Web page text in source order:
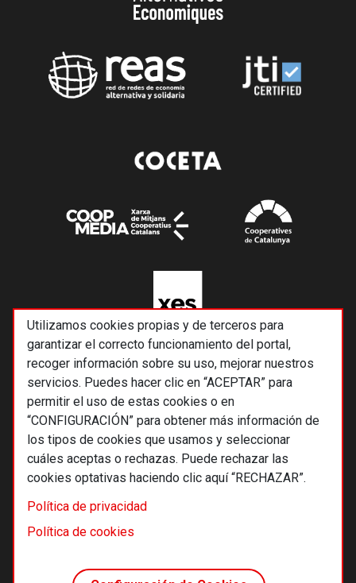
Utilizamos cookies propias y de terceros para
garantizar el correcto funcionamiento del portal,
recoger información sobre su uso, mejorar nuestros
servicios. Puedes hacer clic en “ACEPTAR” para
permitir el uso de estas cookies o en
“CONFIGURACIÓN” para obtener más información de
los tipos de cookies que usamos y seleccionar
cuáles aceptas o rechazas. Puede rechazar las
cookies optativas haciendo clic aquí “RECHAZAR”.
Política de privacidad
Política de cookies
© 2026 Alternativas económicas SCCL
Footer
Términos y condiciones de uso
Política de cookies